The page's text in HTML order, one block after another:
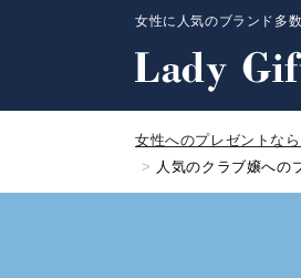
女性に人気のブランド多
女性へのプレゼントな
人気のクラブ嬢への